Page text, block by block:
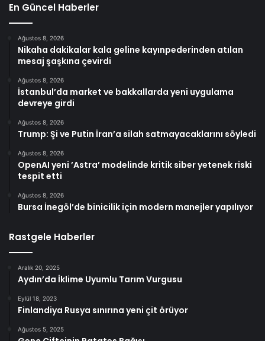
En Güncel Haberler
Ağustos 8, 2026
Nikaha dakikalar kala geline kayınpederinden atılan
mesaj şaşkına çevirdi
Ağustos 8, 2026
İstanbul’da market ve bakkallarda yeni uygulama
devreye girdi
Ağustos 8, 2026
Trump: Şi ve Putin İran’a silah satmayacaklarını söyledi
Ağustos 8, 2026
OpenAI yeni ’Astra’ modelinde kritik siber yetenek riski
tespit etti
Ağustos 8, 2026
Bursa İnegöl’de binicilik için modern manejler yapılıyor
Rastgele Haberler
Aralık 20, 2025
Aydın’da İklime Uyumlu Tarım Vurgusu
Eylül 18, 2023
Finlandiya Rusya sınırına yeni çit örüyor
Ağustos 5, 2025